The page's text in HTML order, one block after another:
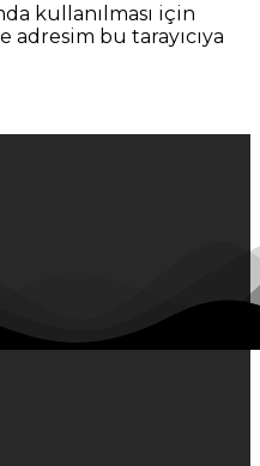
kullanılması için
adresim bu tarayıcıya